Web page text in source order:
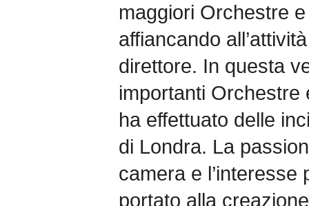
maggiori Orchestre
affiancando
direttore. In questa
importanti Orchestre
ha effettuato delle
di Londra. La
camera e l’interesse
portato alla